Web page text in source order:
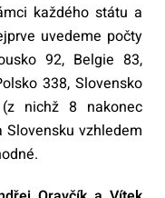
každého státu a
uvedeme počty
92, Belgie 83,
338, Slovensko
nichž 8 nakonec
vzhledem